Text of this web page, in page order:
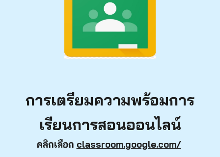
การเตรียมความพร้อมการ
เรียนการสอนออนไลน์
คลิกเลือก classroom.google.com/